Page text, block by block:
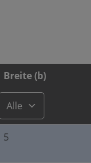
Leschhorn 6885 A
Breite (b)
5